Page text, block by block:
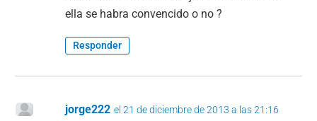
ella se habra convencido o no ?
Responder
jorge222 el 21 de diciembre de 2013 a las 21:16